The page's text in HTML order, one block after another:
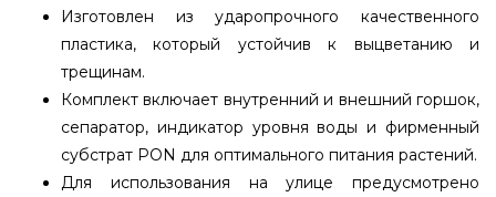
Изготовлен из ударопрочного качественного
пластика, который устойчив к выцветанию и
трещинам.
Комплект включает внутренний и внешний горшок,
сепаратор, индикатор уровня воды и фирменный
субстрат PON для оптимального питания растений.
Для использования на улице предусмотрено